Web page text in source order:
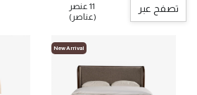
تصفح عبر
11 عنصر
(عناصر)
New Arrival